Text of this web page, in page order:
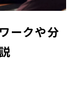
ークや分